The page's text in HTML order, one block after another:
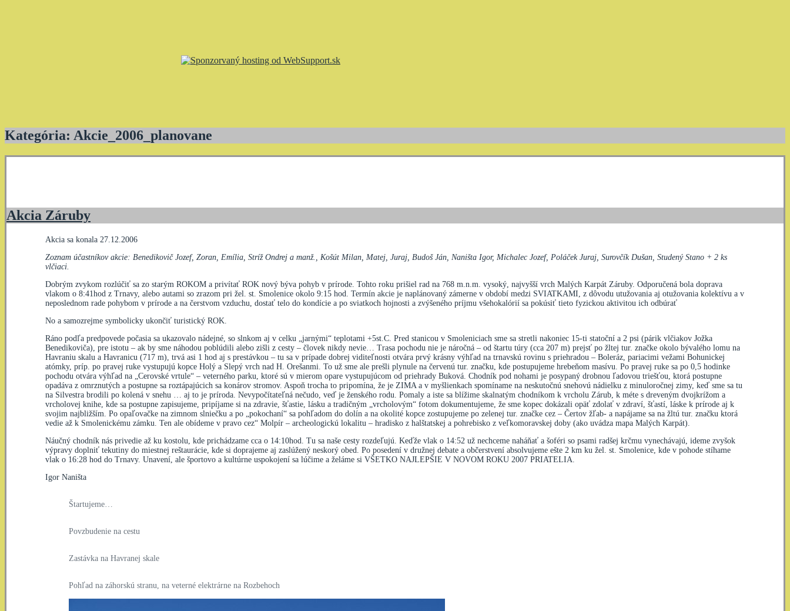
Kategória: Akcie_2006_planovane
Akcia Záruby
Akcia sa konala 27.12.2006
Zoznam účastníkov akcie: Benedikovič Jozef, Zoran, Emília, Stríž Ondrej a manž., Košút Milan, Matej, Juraj, Budoš Ján, Naništa Igor, Michalec Jozef, Poláček Juraj, Surovčík Dušan, Studený Stano + 2 ks
vlčiaci.
Dobrým zvykom rozlúčiť sa zo starým ROKOM a privítať ROK nový býva pohyb v prírode. Tohto roku prišiel rad na 768 m.n.m. vysoký, najvyšší vrch Malých Karpát Záruby. Odporučená bola doprava
vlakom o 8:41hod z Trnavy, alebo autami so zrazom pri žel. st. Smolenice okolo 9:15 hod. Termín akcie je naplánovaný zámerne v období medzi SVIATKAMI, z dôvodu utužovania aj otužovania kolektívu a v
neposlednom rade pohybom v prírode a na čerstvom vzduchu, dostať telo do kondície a po sviatkoch hojnosti a zvýšeného príjmu všehokalórií sa pokúsiť tieto fyzickou aktivitou ich odbúrať
No a samozrejme symbolicky ukončiť turistický ROK.
Ráno podľa predpovede počasia sa ukazovalo nádejné, so slnkom aj v celku „jarnými“ teplotami +5st.C. Pred stanicou v Smoleniciach sme sa stretli nakoniec 15-ti statoční a 2 psi (párik vlčiakov Jožka
Benedikoviča), pre istotu – ak by sme náhodou poblúdili alebo zišli z cesty – človek nikdy nevie… Trasa pochodu nie je náročná – od štartu túry (cca 207 m) prejsť po žltej tur. značke okolo bývalého lomu na
Havraniu skalu a Havranicu (717 m), trvá asi 1 hod aj s prestávkou – tu sa v prípade dobrej viditeľnosti otvára prvý krásny výhľad na trnavskú rovinu s priehradou – Boleráz, pariacimi vežami Bohunickej
atómky, príp. po pravej ruke vystupujú kopce Holý a Slepý vrch nad H. Orešanmi. To už sme ale prešli plynule na červenú tur. značku, kde postupujeme hrebeňom masívu. Po pravej ruke sa po 0,5 hodinke
pochodu otvára výhľad na „Cerovské vrtule“ – veterného parku, ktoré sú v mierom opare vystupujúcom od priehrady Buková. Chodník pod nohami je posypaný drobnou ľadovou triešťou, ktorá postupne
opadáva z omrznutých a postupne sa roztápajúcich sa konárov stromov. Aspoň trocha to pripomína, že je ZIMA a v myšlienkach spomíname na neskutočnú snehovú nádielku z minuloročnej zimy, keď sme sa tu
na Silvestra brodili po kolená v snehu … aj to je príroda. Nevypočítateľná nečudo, veď je ženského rodu. Pomaly a iste sa blížime skalnatým chodníkom k vrcholu Zárub, k méte s dreveným dvojkrížom a
vrcholovej knihe, kde sa postupne zapisujeme, pripíjame si na zdravie, šťastie, lásku a tradičným „vrcholovým“ fotom dokumentujeme, že sme kopec dokázali opäť zdolať v zdraví, šťastí, láske k prírode aj k
svojim najbližším. Po opaľovačke na zimnom slniečku a po „pokochaní“ sa pohľadom do dolín a na okolité kopce zostupujeme po zelenej tur. značke cez – Čertov žľab- a napájame sa na žltú tur. značku ktorá
vedie až k Smolenickému zámku. Ten ale obídeme v pravo cez“ Molpír – archeologickú lokalitu – hradisko z halštatskej a pohrebisko z veľkomoravskej doby (ako uvádza mapa Malých Karpát).
Náučný chodník nás privedie až ku kostolu, kde prichádzame cca o 14:10hod. Tu sa naše cesty rozdeľujú. Keďže vlak o 14:52 už nechceme naháňať a šoféri so psami radšej krčmu vynechávajú, ideme zvyšok
výpravy doplniť tekutiny do miestnej reštaurácie, kde si doprajeme aj zaslúžený neskorý obed. Po posedení v družnej debate a občerstvení absolvujeme ešte 2 km ku žel. st. Smolenice, kde v pohode stíhame
vlak o 16:28 hod do Trnavy. Unavení, ale športovo a kultúrne uspokojení sa lúčime a želáme si VŠETKO NAJLEPŠIE V NOVOM ROKU 2007 PRIATELIA.
Igor Naništa
Štartujeme…
Povzbudenie na cestu
Zastávka na Havranej skale
Pohľad na záhorskú stranu, na veterné elektrárne na Rozbehoch